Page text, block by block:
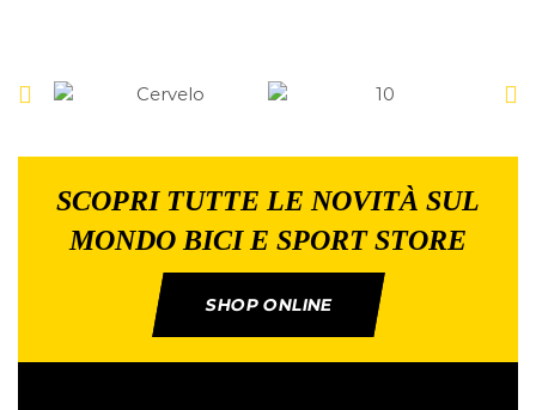
SCOPRI TUTTE LE NOVITÀ SUL
MONDO BICI E SPORT STORE
SHOP ONLINE